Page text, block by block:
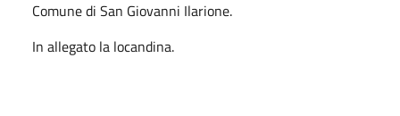
Comune di San Giovanni Ilarione.
In allegato la locandina.